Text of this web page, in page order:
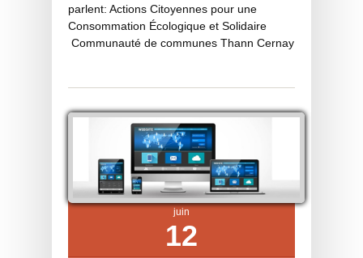
parlent: Actions Citoyennes pour une
Consommation Écologique et Solidaire
Communauté de communes Thann Cernay
juin
12